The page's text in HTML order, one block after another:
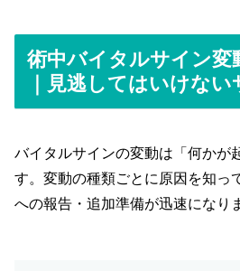
術中バイタルサイン変
｜見逃してはいけな
バイタルサインの変動は「何かが
す。変動の種類ごとに原因を知っ
への報告・追加準備が迅速になり